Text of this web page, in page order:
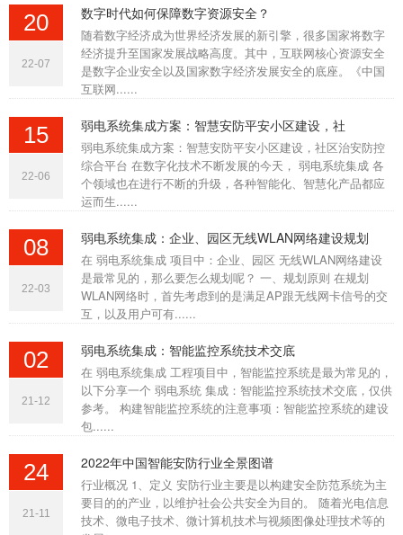
20
22-07
数字时代如何保障数字资源安全？
随着数字经济成为世界经济发展的新引擎，很多国家将数字
经济提升至国家发展战略高度。其中，互联网核心资源安全
是数字企业安全以及国家数字经济发展安全的底座。《中国
互联网......
15
22-06
弱电系统集成方案：智慧安防平安小区建设，社
弱电系统集成方案：智慧安防平安小区建设，社区治安防控
综合平台 在数字化技术不断发展的今天， 弱电系统集成 各
个领域也在进行不断的升级，各种智能化、智慧化产品都应
运而生......
08
22-03
弱电系统集成：企业、园区无线WLAN网络建设规划
在 弱电系统集成 项目中：企业、园区 无线WLAN网络建设
是最常见的，那么要怎么规划呢？ 一、规划原则 在规划
WLAN网络时，首先考虑到的是满足AP跟无线网卡信号的交
互，以及用户可有......
02
21-12
弱电系统集成：智能监控系统技术交底
在 弱电系统集成 工程项目中，智能监控系统是最为常见的，
以下分享一个 弱电系统 集成：智能监控系统技术交底，仅供
参考。 构建智能监控系统的注意事项：智能监控系统的建设
包......
24
21-11
2022年中国智能安防行业全景图谱
行业概况 1、定义 安防行业主要是以构建安全防范系统为主
要目的的产业，以维护社会公共安全为目的。 随着光电信息
技术、微电子技术、微计算机技术与视频图像处理技术等的